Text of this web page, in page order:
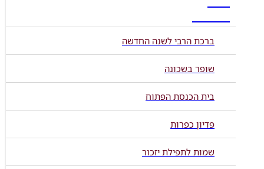
תשרי
ברכת הרבי לשנה החדשה
שופר בשכונה
בית הכנסת הפתוח
פדיון כפרות
שמות לתפילת יזכור